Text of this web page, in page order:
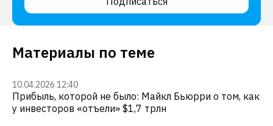
Материалы по теме
10.04.2026 12:40
Прибыль, которой не было: Майкл Бьюрри о том, как
у инвесторов «отъели» $1,7 трлн